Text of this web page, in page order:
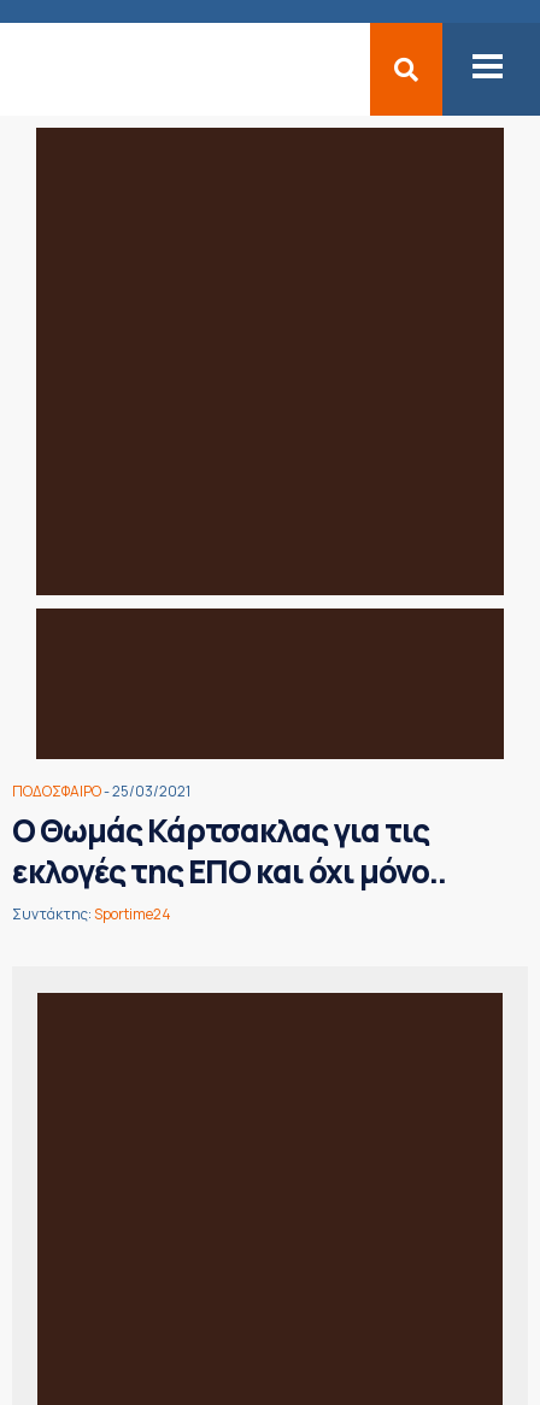
ΠΟΔΟΣΦΑΙΡΟ- 25/03/2021
Ο Θωμάς Κάρτσακλας για τις
εκλογές της ΕΠΟ και όχι μόνο..
Συντάκτης:Sportime24